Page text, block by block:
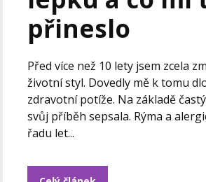
přineslo
Před více než 10 lety jsem zcela
životní styl. Dovedly mě k tomu
zdravotní potíže. Na základě
svůj příběh sepsala. Rýma a
řadu let...